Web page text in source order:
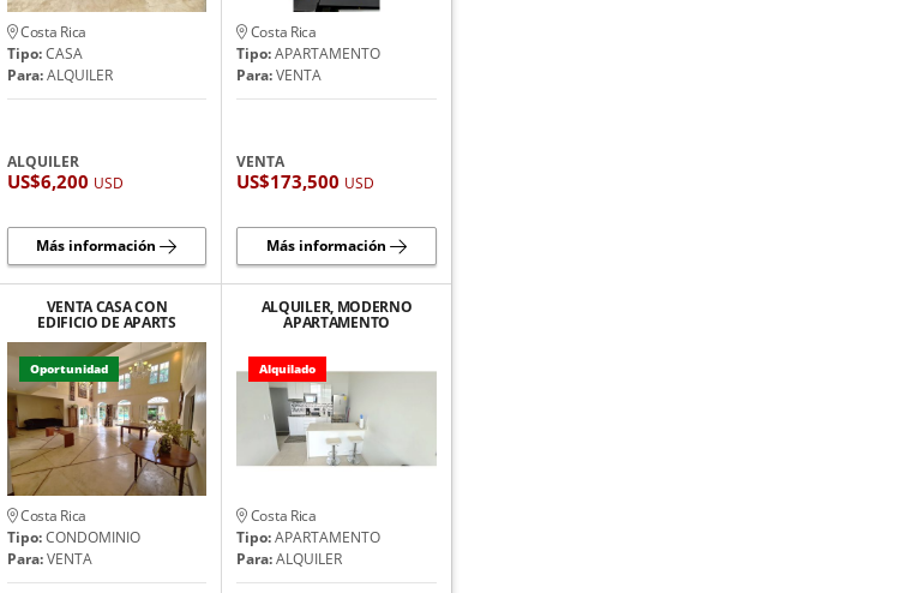
Costa Rica
Tipo:CASA
Para:ALQUILER
ALQUILER
US$6,200 USD
Más información
Costa Rica
Tipo:APARTAMENTO
Para:VENTA
VENTA
US$173,500 USD
Más información
VENTA CASA CON
EDIFICIO DE APARTS
ESTILO "FRENCH
COLONIAL" SANTA ANA
Oportunidad
Costa Rica
Tipo:CONDOMINIO
Para:VENTA
ALQUILER, MODERNO
APARTAMENTO
NUNCIATURA,
ROHRMOSER
Alquilado
Costa Rica
Tipo:APARTAMENTO
Para:ALQUILER